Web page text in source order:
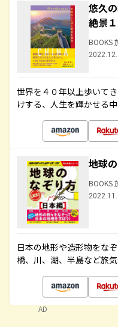
悠久
絶景
BOOKS
世界を４０年以上歩いて
けする、人生を輝かせる
地球
BOOKS
日本の地形や造形物をな
橋、川、湖、半島など旅
AD